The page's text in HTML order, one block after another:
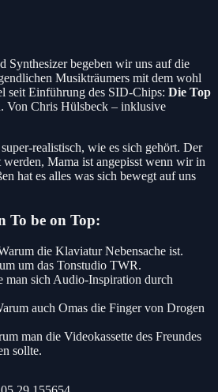
Synthesizer begeben wir uns auf die
Musikträumers mit dem wohl
seit Einführung des SID-Chips: Die Top
Von Chris Hülsbeck – inklusive
realistisch, wie es sich gehört. Der
Mama ist angepisst wenn wir in
hat es alles was sich bewegt auf uns
To be on Top:
die Klaviatur Nebensache ist.
um das Tonstudio TWR.
man sich Audio-Inspiration durch
auch Omas die Finger von Drogen
man die Videokassette des Freundes
sollte.